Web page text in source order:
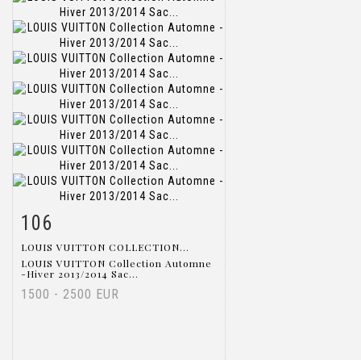
Item detail
106
LOUIS VUITTON COLLECTION...
LOUIS VUITTON Collection Automne
-Hiver 2013/2014 Sac...
1500 - 2500 EUR